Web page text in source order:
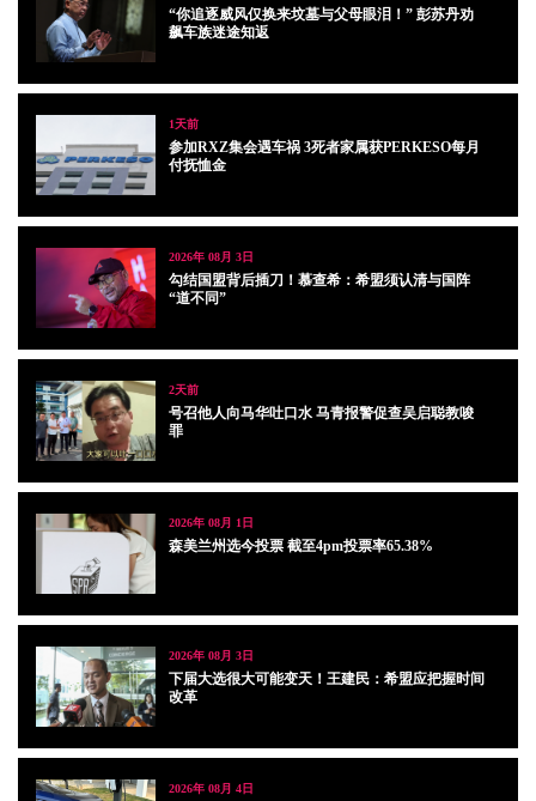
“你追逐威风仅换来坟墓与父母眼泪！” 彭苏丹劝
飙车族迷途知返
1天前
参加RXZ集会遇车祸 3死者家属获PERKESO每月
付抚恤金
2026年 08月 3日
勾结国盟背后插刀！慕查希：希盟须认清与国阵
“道不同”
2天前
号召他人向马华吐口水 马青报警促查吴启聪教唆
罪
2026年 08月 1日
森美兰州选今投票 截至4pm投票率65.38%
2026年 08月 3日
下届大选很大可能变天！王建民：希盟应把握时间
改革
2026年 08月 4日